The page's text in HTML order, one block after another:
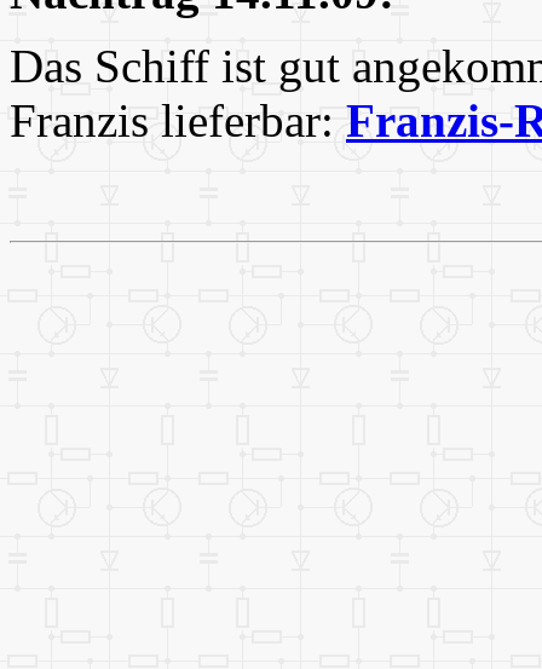
Das Schiff ist gut
Franzis lieferbar: Franzis-